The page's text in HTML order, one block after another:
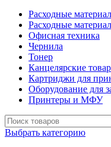
Расходные
Расходные
Офисная техника
Чернила
Тонер
Канцелярские
Картриджи для
Оборудование для
Принтеры и МФУ
Выбрать категорию